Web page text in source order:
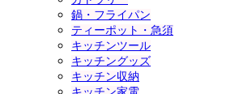
鍋・フライパン
ティーポット・急須
キッチンツール
キッチングッズ
キッチン収納